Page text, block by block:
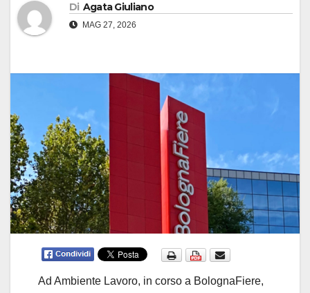
Di Agata Giuliano
MAG 27, 2026
Ad Ambiente Lavoro, in corso a BolognaFiere,